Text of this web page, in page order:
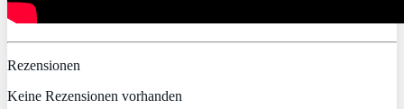
Rezensionen
Keine Rezensionen vorhanden